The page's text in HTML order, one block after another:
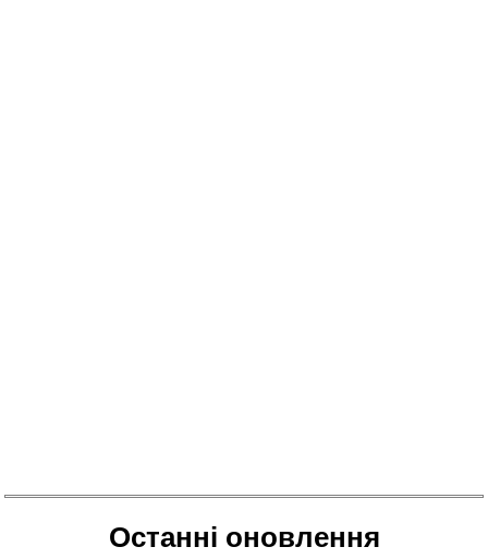
Останні оновлення